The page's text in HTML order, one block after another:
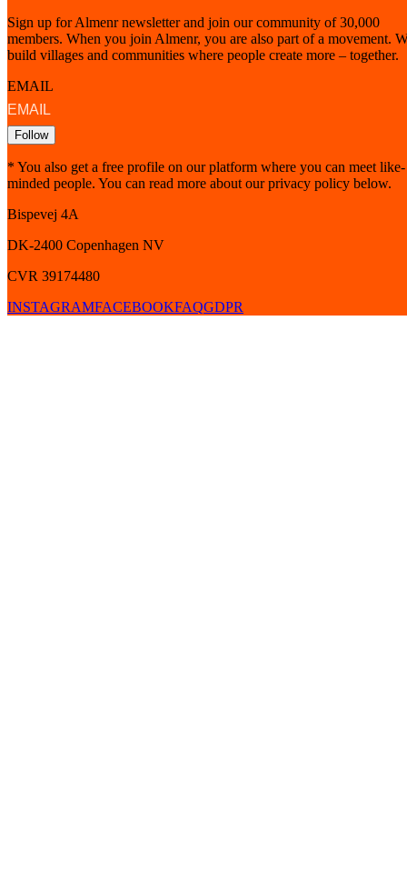
Sign up for Almenr newsletter and join our community of 30,000
members. When you join Almenr, you are also part of a movement.
build villages and communities where people create more – together.
EMAIL
Follow
* You also get a free profile on our platform where you can meet like-
minded people. You can read more about our privacy policy below.
Bispevej 4A
DK-2400 Copenhagen NV
CVR 39174480
INSTAGRAMFACEBOOKFAQGDPR